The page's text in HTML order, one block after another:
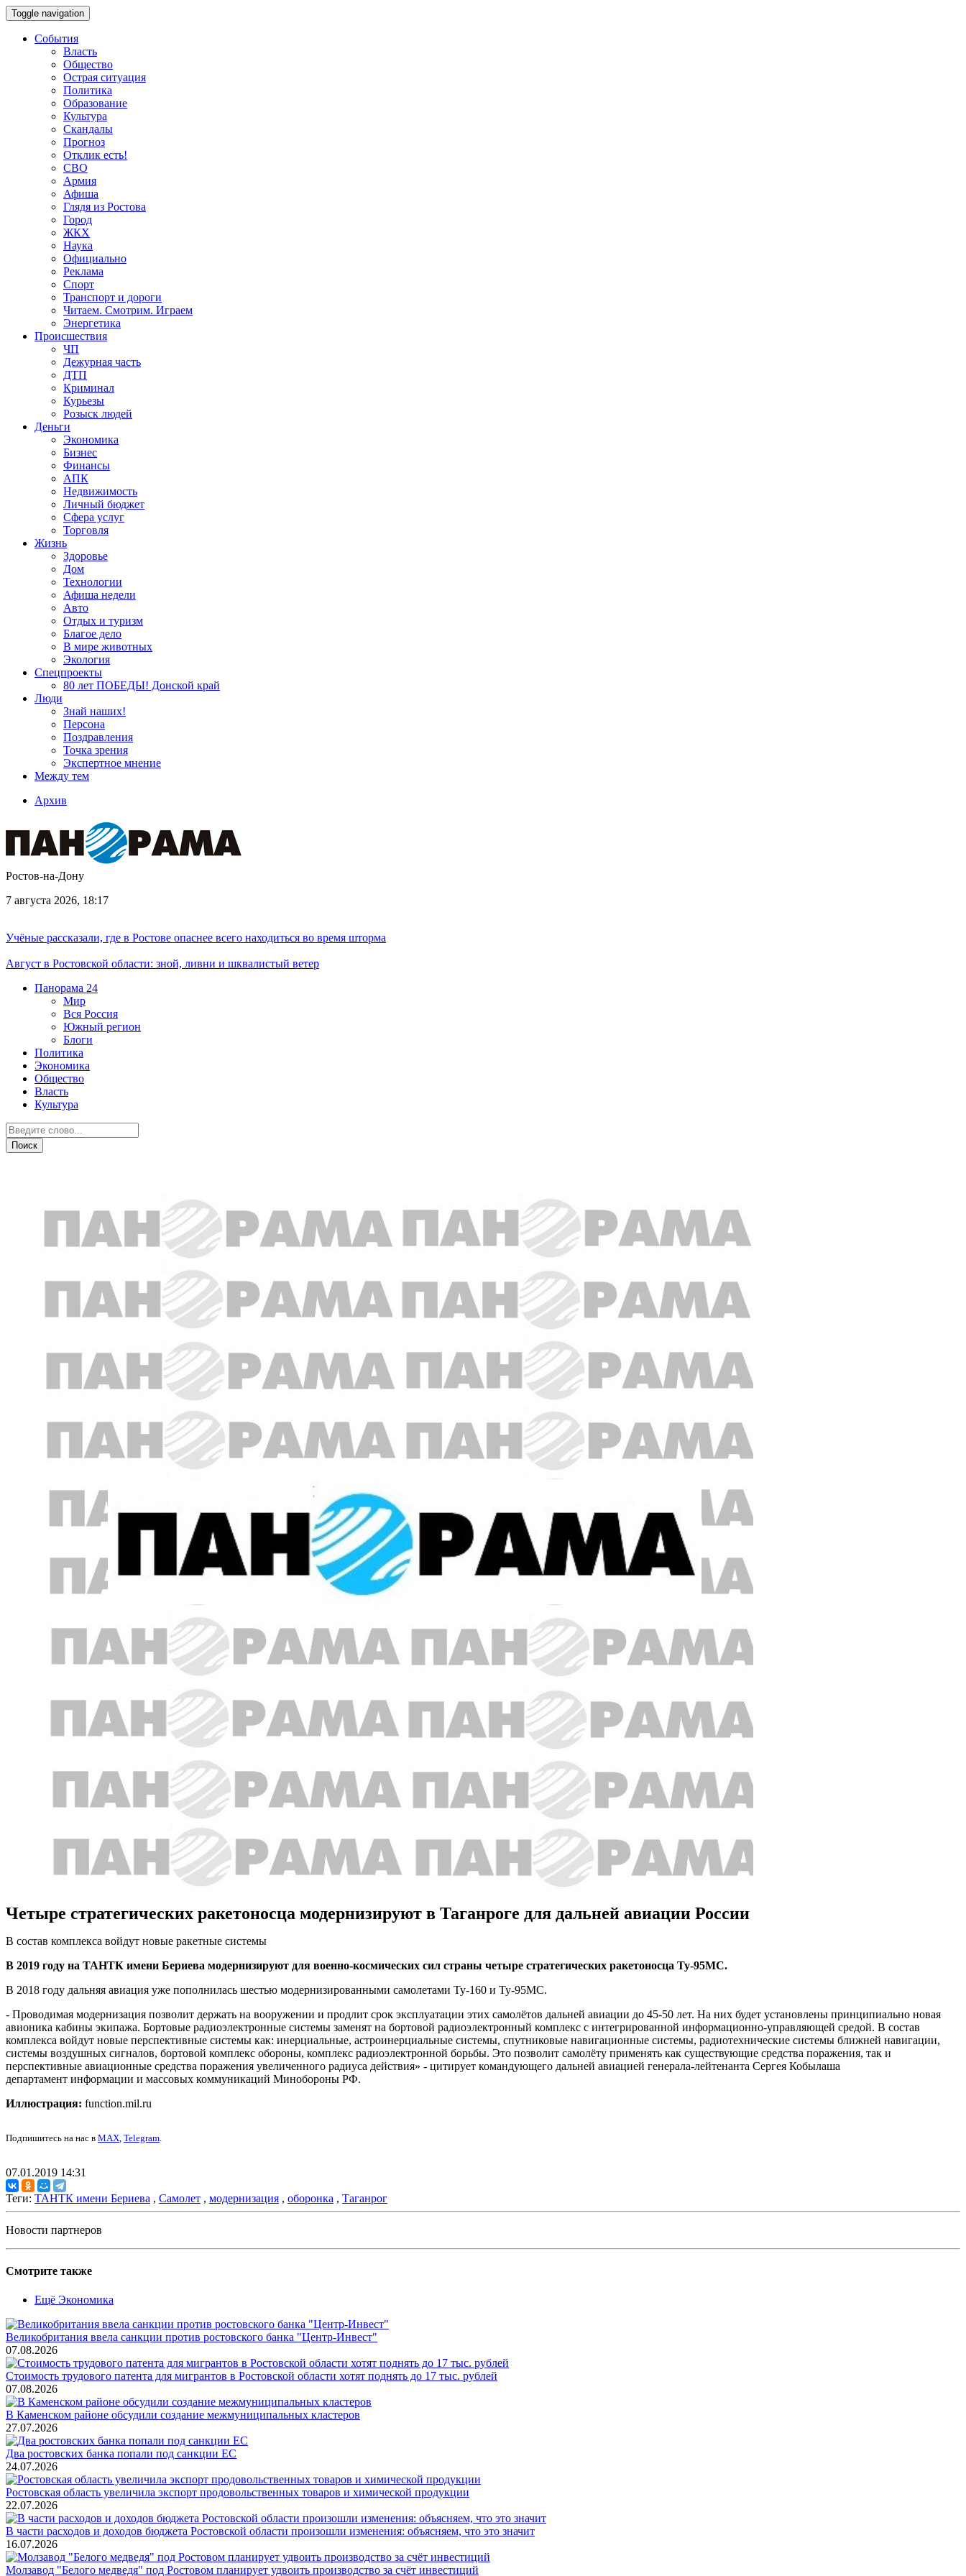
Toggle navigation
События
Власть
Общество
Острая ситуация
Политика
Образование
Культура
Скандалы
Прогноз
Отклик есть!
СВО
Армия
Афиша
Глядя из Ростова
Город
ЖКХ
Наука
Официально
Реклама
Спорт
Транспорт и дороги
Читаем. Смотрим. Играем
Энергетика
Происшествия
ЧП
Дежурная часть
ДТП
Криминал
Курьезы
Розыск людей
Деньги
Экономика
Бизнес
Финансы
АПК
Недвижимость
Личный бюджет
Сфера услуг
Торговля
Жизнь
Здоровье
Дом
Технологии
Афиша недели
Авто
Отдых и туризм
Благое дело
В мире животных
Экология
Спецпроекты
80 лет ПОБЕДЫ! Донской край
Люди
Знай наших!
Персона
Поздравления
Точка зрения
Экспертное мнение
Между тем
Архив
Ростов-на-Дону
7 августа 2026, 18:17
Учёные рассказали, где в Ростове опаснее всего находиться во время шторма
Август в Ростовской области: зной, ливни и шквалистый ветер
Панорама 24
Мир
Вся Россия
Южный регион
Блоги
Политика
Экономика
Общество
Власть
Культура
Четыре стратегических ракетоносца модернизируют в Таганроге для дальней авиации России
В состав комплекса войдут новые ракетные системы
В 2019 году на ТАНТК имени Бериева модернизируют для военно-космических сил страны четыре стратегических ракетоносца Ту-95МС.
В 2018 году дальняя авиация уже пополнилась шестью модернизированными самолетами Ту-160 и Ту-95МС.
- Проводимая модернизация позволит держать на вооружении и продлит срок эксплуатации этих самолётов дальней авиации до 45-50 лет. На них будет установлены принципиально новая
авионика кабины экипажа. Бортовые радиоэлектронные системы заменят на бортовой радиоэлектронный комплекс с интегрированной информационно-управляющей средой. В состав
комплекса войдут новые перспективные системы как: инерциальные, астроинерциальные системы, спутниковые навигационные системы, радиотехнические системы ближней навигации,
системы воздушных сигналов, бортовой комплекс обороны, комплекс радиоэлектронной борьбы. Это позволит самолёту применять как существующие средства поражения, так и
перспективные авиационные средства поражения увеличенного радиуса действия» - цитирует командующего дальней авиацией генерала-лейтенанта Сергея Кобылаша
департамент информации и массовых коммуникаций Минобороны РФ.
Иллюстрация: function.mil.ru
Подпишитесь на нас в MAX, Telegram.
07.01.2019 14:31
Теги: ТАНТК имени Бериева , Самолет , модернизация , оборонка , Таганрог
Новости партнеров
Смотрите также
Ещё Экономика
Великобритания ввела санкции против ростовского банка "Центр-Инвест"
07.08.2026
Стоимость трудового патента для мигрантов в Ростовской области хотят поднять до 17 тыс. рублей
07.08.2026
В Каменском районе обсудили создание межмуниципальных кластеров
27.07.2026
Два ростовских банка попали под санкции ЕС
24.07.2026
Ростовская область увеличила экспорт продовольственных товаров и химической продукции
22.07.2026
В части расходов и доходов бюджета Ростовской области произошли изменения: объясняем, что это значит
16.07.2026
Молзавод "Белого медведя" под Ростовом планирует удвоить производство за счёт инвестиций